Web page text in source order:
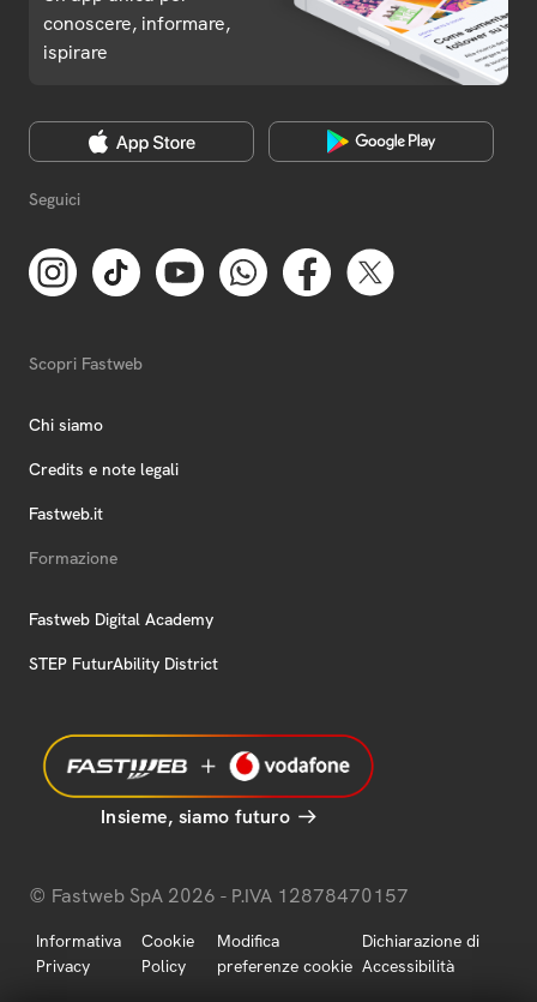
conoscere, informare,
ispirare
Seguici
Scopri Fastweb
Chi siamo
Credits e note legali
Fastweb.it
Formazione
Fastweb Digital Academy
STEP FuturAbility District
Insieme, siamo futuro
© Fastweb SpA 2026 - P.IVA 12878470157
Informativa
Privacy
Cookie
Policy
Modifica
preferenze cookie
Dichiarazione di
Accessibilità